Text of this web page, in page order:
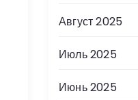
Август 2025
Июль 2025
Июнь 2025